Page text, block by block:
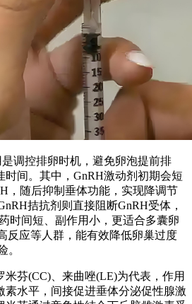
调控排卵时机，避免卵泡提前排
时间。其中，GnRH激动剂初期会短
，随后抑制垂体功能，实现降调节
拮抗剂则直接阻断GnRH受体，
时间短、副作用小，更适合多囊卵
反应等人群，能有效降低卵巢过度
。
芬(CC)、来曲唑(LE)为代表，作用
素水平，间接促进垂体分泌促性腺激